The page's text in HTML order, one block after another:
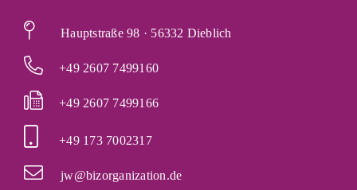
Hauptstraße 98 · 56332 Dieblich
+49 2607 7499160
+49 2607 7499166
+49 173 7002317
jw@bizorganization.de